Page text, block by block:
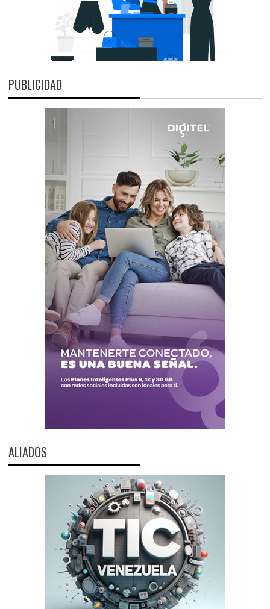
PUBLICIDAD
ALIADOS